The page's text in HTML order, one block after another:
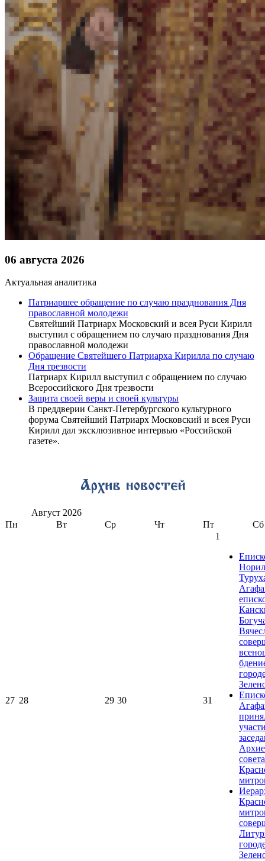
06 августа 2026
Актуальная аналитика
Патриаршее обращение по случаю празднования Дня
православной молодежи
Святейший Патриарх Московский и всея Руси Кирилл
выступил с обращением по случаю празднования Дня
православной молодежи
Обращение Святейшего Патриарха Кирилла по случаю
Дня трезвости
Патриарх Кирилл выступил с обращением по случаю
Всероссийского Дня трезвости
Защита своей веры и своей культуры
В преддверии Санкт-Петербургского культурного
форума Святейший Патриарх Московский и всея Руси
Кирилл дал эксклюзивное интервью «Российской
газете».
Август 2026
Пн
Вт Ср Чт Пт Сб
27 28 29 30 31
1
совета